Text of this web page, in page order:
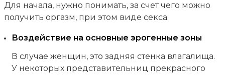
Для начала, нужно понимать, за счет чего можно
получить оргазм, при этом виде секса.
Воздействие на основные эрогенные зоны
В случае женщин, это задняя стенка влагалища.
У некоторых представительниц прекрасного